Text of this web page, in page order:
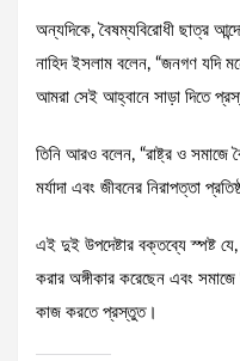
অন্যদিকে, বৈষম্যবিরোধী ছাত্র
নাহিদ ইসলাম বলেন, “জনগণ যদি
আমরা সেই আহ্বানে সাড়া দিতে
তিনি আরও বলেন, “রাষ্ট্র ও সমাজে
মর্যাদা এবং জীবনের নিরাপত্তা
এই দুই উপদেষ্টার বক্তব্যে স্পষ্ট যে,
করার অঙ্গীকার করেছেন এবং সমাজে
কাজ করতে প্রস্তুত।